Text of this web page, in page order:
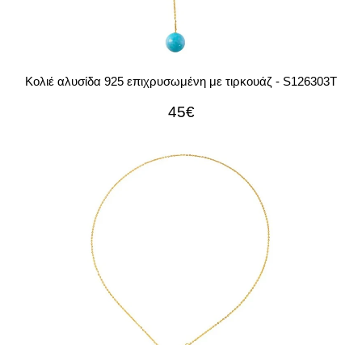
Κολιέ αλυσίδα 925 επιχρυσωμένη με τιρκουάζ - S126303T
45€